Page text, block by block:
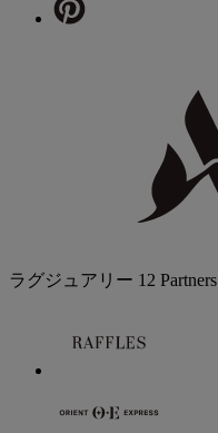
ラグジュアリー 12 Partners